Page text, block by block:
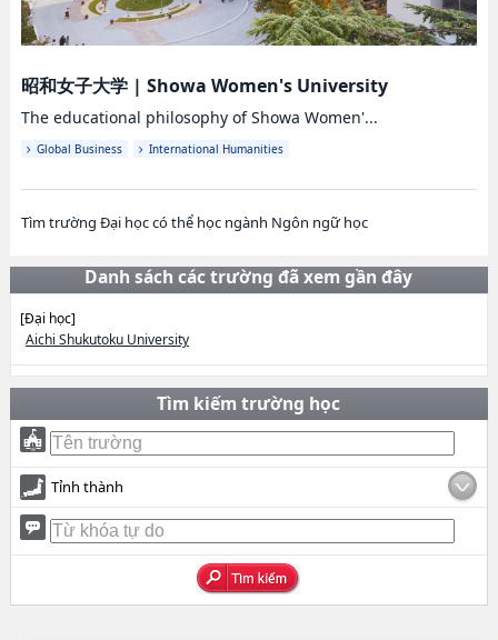
昭和女子大学| Showa Women's University
The educational philosophy of Showa Women'...
Global Business International Humanities
Tìm trường Đại học có thể học ngành Ngôn ngữ học
Danh sách các trường đã xem gần đây
[Đại học]
Aichi Shukutoku University
Tìm kiếm trường học
Tỉnh thành